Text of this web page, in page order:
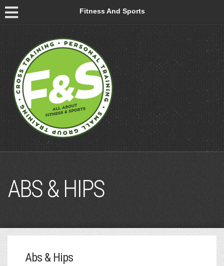
Fitness And Sports
ABS & HIPS
Abs & Hips